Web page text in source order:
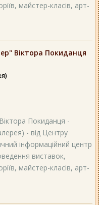
майстер-класів, арт-
Віктора Покиданця
Покиданця -
- від Центру
інформаційний центр
виставок,
майстер-класів, арт-